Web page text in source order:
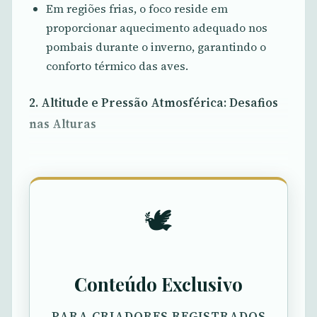
Em regiões frias, o foco reside em
proporcionar aquecimento adequado nos
pombais durante o inverno, garantindo o
conforto térmico das aves.
2. Altitude e Pressão Atmosférica: Desafios
nas Alturas
🕊️
Conteúdo Exclusivo